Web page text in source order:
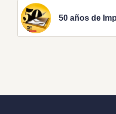
50 años de